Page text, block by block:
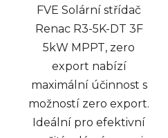
FVE Solární střídač
Renac R3-5K-DT 3F
5kW MPPT, zero
export nabízí
maximální účinnost s
možností zero export.
Ideální pro efektivní